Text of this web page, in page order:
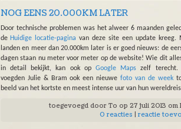
NOG EENS 20.000KM LATER
Door technische problemen was het alweer 6 maanden
de Huidige locatie-pagina van deze site een update kreeg.
landen en meer dan 20.000km later is er goed nieuws: de
dagen staan nu meter voor meter op de website! Wie dit
in detail bekijkt, kan ook op Google Maps zelf terecht.
voegden Julie & Bram ook een nieuwe foto van de week
beeld van het kortste en meest intense uur van hun
toegevoegd door To op 27 juli 2013 om
0 reacties
reactie